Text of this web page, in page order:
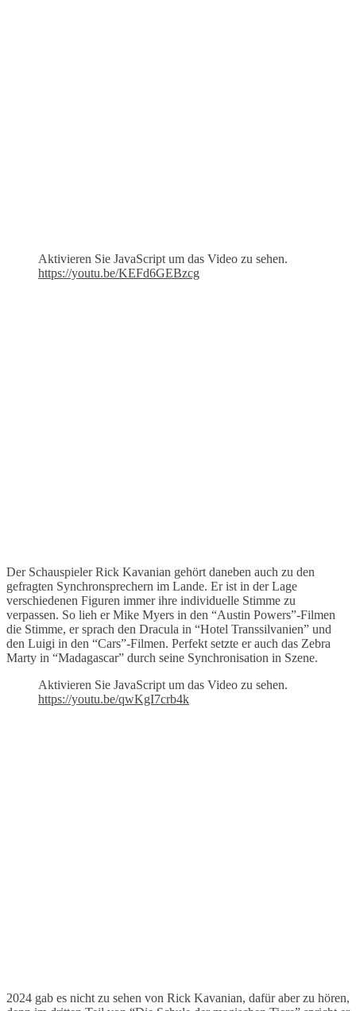
Aktivieren Sie JavaScript um das Video zu sehen.
https://youtu.be/KEFd6GEBzcg
Der Schauspieler Rick Kavanian gehört daneben auch zu den
gefragten Synchronsprechern im Lande. Er ist in der Lage
verschiedenen Figuren immer ihre individuelle Stimme zu
verpassen. So lieh er Mike Myers in den “Austin Powers”-Filmen
die Stimme, er sprach den Dracula in “Hotel Transsilvanien” und
den Luigi in den “Cars”-Filmen. Perfekt setzte er auch das Zebra
Marty in “Madagascar” durch seine Synchronisation in Szene.
Aktivieren Sie JavaScript um das Video zu sehen.
https://youtu.be/qwKgI7crb4k
2024 gab es nicht zu sehen von Rick Kavanian, dafür aber zu hören,